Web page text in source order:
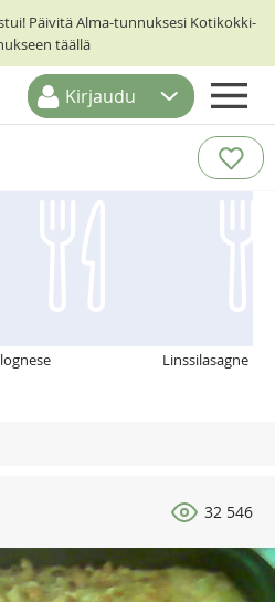
Päivitä Alma-tunnuksesi Kotikokki-
täällä
Kirjaudu
Linssilasagne
32 546